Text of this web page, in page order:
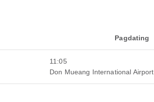
Pagdating
11:05
Don Mueang International Airport